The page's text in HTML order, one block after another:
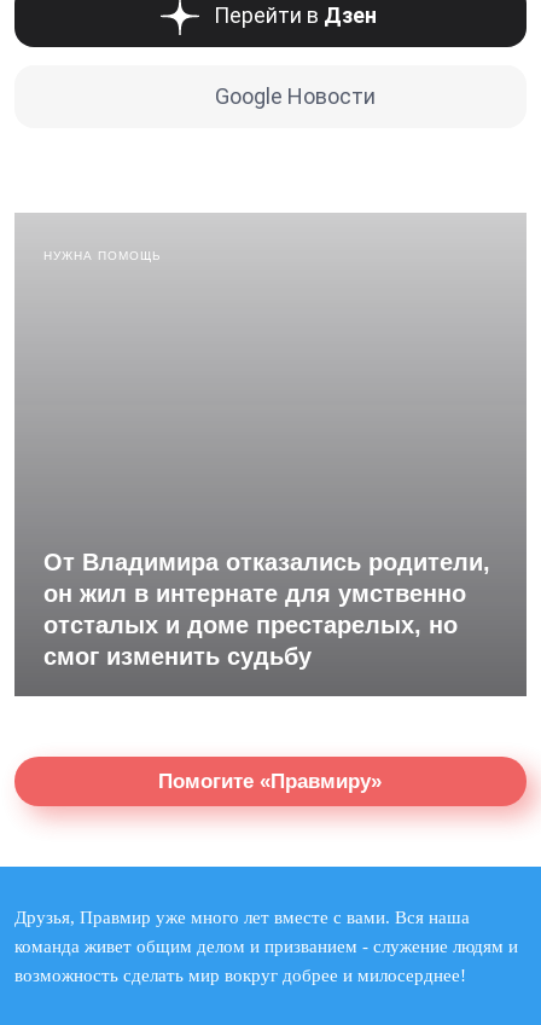
Перейти в Дзен
Google Новости
НУЖНА ПОМОЩЬ
От Владимира отказались родители,
он жил в интернате для умственно
отсталых и доме престарелых, но
смог изменить судьбу
Помогите «Правмиру»
Друзья, Правмир уже много лет вместе с вами. Вся наша
команда живет общим делом и призванием - служение людям и
возможность сделать мир вокруг добрее и милосерднее!